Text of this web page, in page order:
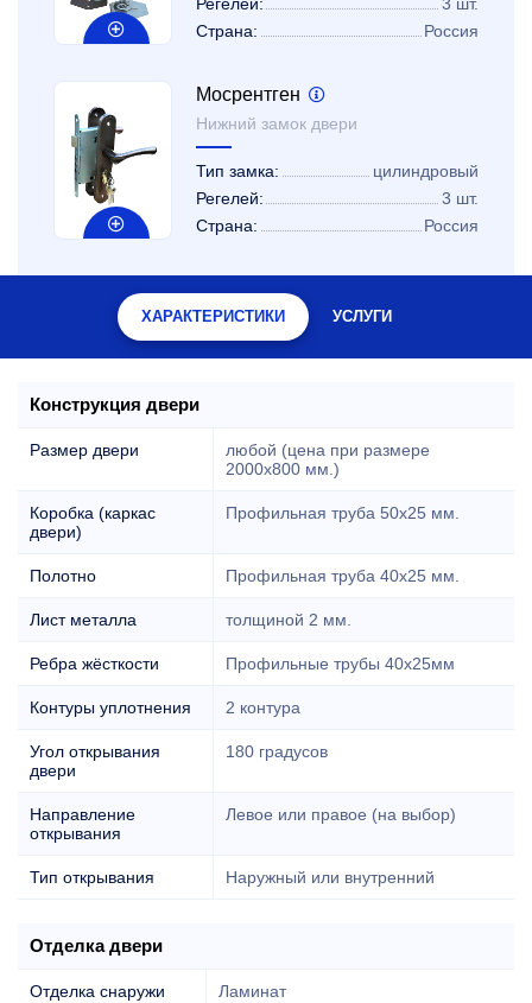
Страна:
Россия
Мосрентген
Нижний замок двери
Тип замка:
цилиндровый
Регелей:
3 шт.
Страна:
Россия
ХАРАКТЕРИСТИКИ УСЛУГИ
Конструкция двери
Размер двери
любой (цена при размере
2000x800 мм.)
Коробка (каркас
двери)
Профильная труба 50х25 мм.
Полотно Профильная труба 40х25 мм.
Лист металла толщиной 2 мм.
Ребра жёсткости Профильные трубы 40х25мм
Контуры уплотнения 2 контура
Угол открывания
двери
180 градусов
Направление
открывания
Левое или правое (на выбор)
Тип открывания Наружный или внутренний
Отделка двери
Отделка снаружи Ламинат